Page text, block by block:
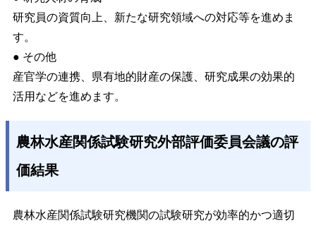
研究員の資質向上、新たな研究領域への対応等を進めま
す。
● その他
産官学の連携、県有地的財産の保護、研究成果の効果的
活用などを進めます。
農林水産関係試験研究外部評価委員会議の評
価結果
農林水産関係試験研究機関の試験研究が効率的かつ適切